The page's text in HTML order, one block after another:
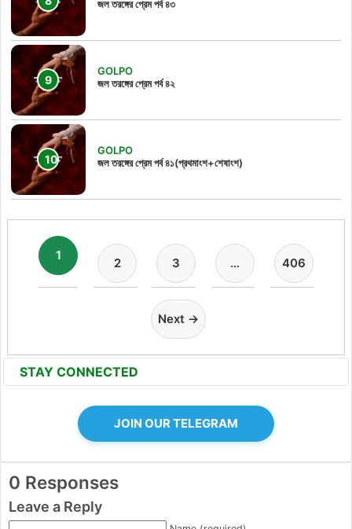
জল তরঙ্গের প্রেম পর্ব ৪৩
GOLPO
জল তরঙ্গের প্রেম পর্ব ৪২
GOLPO
জল তরঙ্গের প্রেম পর্ব ৪১(প্রথমাংশ+শেষাংশ)
1
2 3 … 406
Next →
STAY CONNECTED
JOIN OUR TELEGRAM
0 Responses
Leave a Reply